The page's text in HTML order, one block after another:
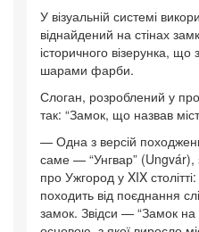
У візуальній системі
віднайдений на стінах
історичного візерунка, що
шарами фарби.
Слоган, розроблений у
так: “Замок, що назвав
— Одна з версій
саме — “Унгвар” (Ungvár),
про Ужгород у XIX
походить від поєднання
замок. Звідси — “Замок на